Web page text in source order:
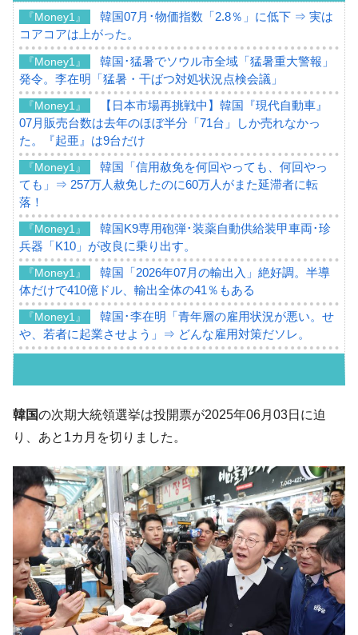
『Money1』
韓国07月･物価指数「2.8％」に低下 ⇒ 実は
コアコアは上がった。
『Money1』
韓国･猛暑でソウル市全域「猛暑重大警報」
発令。李在明「猛暑・干ばつ対処状況点検会議」
『Money1』
【日本市場再挑戦中】韓国『現代自動車』
07月販売台数は去年のほぼ半分「71台」しか売れなかっ
た。『起亜』は9台だけ
『Money1』
韓国「信用赦免を何回やっても、何回やっ
ても」⇒ 257万人赦免したのに60万人がまた延滞者に転
落！
『Money1』
韓国K9専用砲弾･装薬自動供給装甲車両･珍
兵器「K10」が改良に乗り出す。
『Money1』
韓国「2026年07月の輸出入」絶好調。半導
体だけで410億ドル、輸出全体の41％もある
『Money1』
韓国･李在明「青年層の雇用状況が悪い。せ
や、若者に起業させよう」⇒ どんな雇用対策だソレ。
『Money1』
韓国「ここは北朝鮮なのか。選管がサーバ
ーにウソのデータを入力したのは明白だ」
言。
『Money1』
韓国は「中国と同じく」投資に不適格な国
だ。
『Money1』
『韓国銀行』が「金の保有量を増やしま
す」⇒「金を経由するドル入手」手段ではないのか？
『Money1』
韓国･外為取引量「1日当たり1,214.4億ド
ル」まで拡大 ⇒ 海外資金の動きに強く左右される状態
『Money1』
韓国･帰ってきた李在明。李在明を支持しな
韓国の次期大統領選挙は投開票が2025年06月03日に迫
り、あと1カ月を切りました。